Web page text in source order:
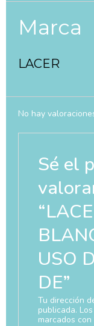
Marca
LACER
No hay
Sé el
USO
DE”
Tu dirección
publicada.
marcados con